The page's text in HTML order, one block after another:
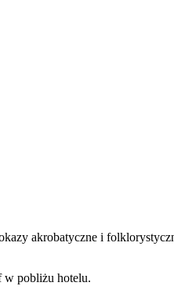
akrobatyczne i
w pobliżu hotelu.